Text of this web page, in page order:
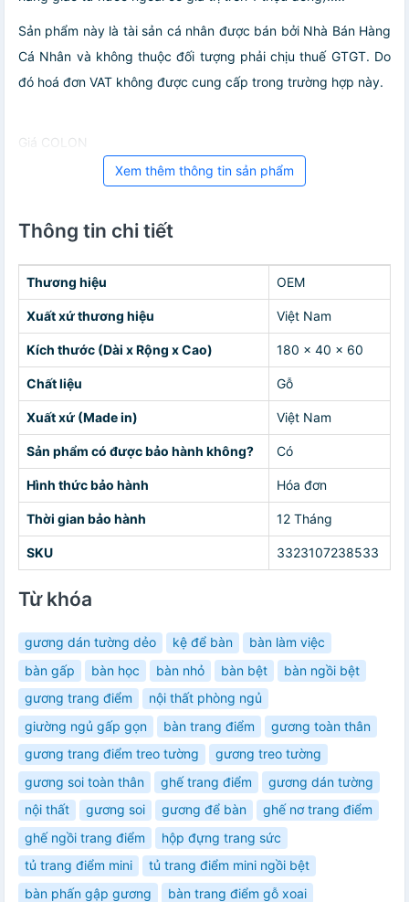
Sản phẩm này là tài sản cá nhân được bán bởi Nhà Bán Hàng
Cá Nhân và không thuộc đối tượng phải chịu thuế GTGT. Do
đó hoá đơn VAT không được cung cấp trong trường hợp này.
Giá COLON
Xem thêm thông tin sản phẩm
Thông tin chi tiết
Thương hiệu OEM
Xuất xứ thương hiệu Việt Nam
Kích thước (Dài x Rộng x Cao) 180 x 40 x 60
Chất liệu Gỗ
Xuất xứ (Made in) Việt Nam
Sản phẩm có được bảo hành không? Có
Hình thức bảo hành Hóa đơn
Thời gian bảo hành 12 Tháng
SKU 3323107238533
Từ khóa
gương dán tường dẻo kệ để bàn
bàn làm việc
bàn gấp
bàn học bàn nhỏ bàn bệt
bàn ngồi bệt
gương trang điểm
nội thất phòng ngủ
giường ngủ gấp gọn
bàn trang điểm
gương toàn thân
gương trang điểm treo tường
gương treo tường
gương soi toàn thân
ghế trang điểm
gương dán tường
nội thất
gương soi gương để bàn
ghế nơ trang điểm
ghế ngồi trang điểm
hộp đựng trang sức
tủ trang điểm mini
tủ trang điểm mini ngồi bệt
bàn phấn gập gương
bàn trang điểm gỗ xoai